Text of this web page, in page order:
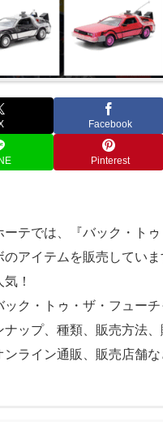
Facebook
Pinterest
ーテでは、『バック・ト
のアイテムを販売してい
！
ック・トゥ・ザ・フュー
ナップ、種類、販売方法、
ンライン通販、販売店舗な